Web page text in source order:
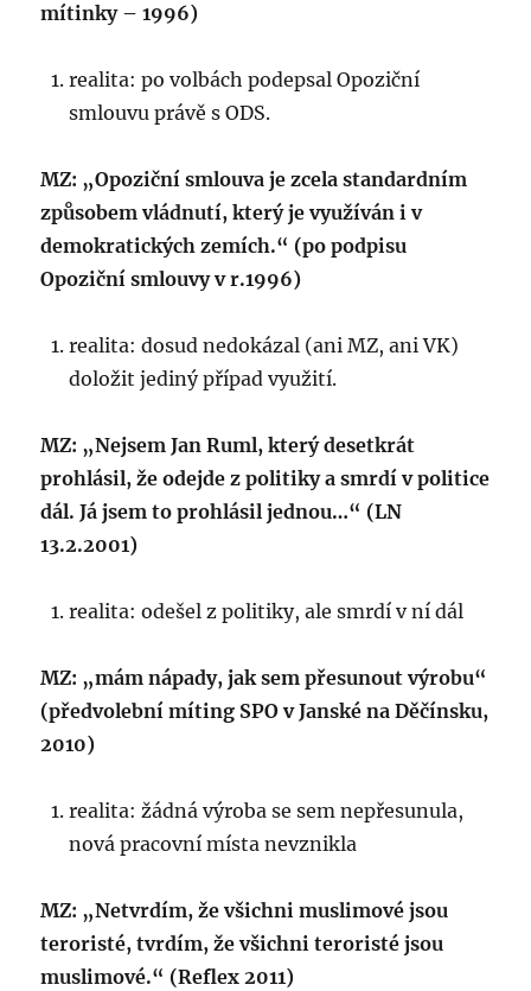
mítinky – 1996)
realita: po volbách podepsal Opoziční
smlouvu právě s ODS.
MZ: „Opoziční smlouva je zcela standardním
způsobem vládnutí, který je využíván i v
demokratických zemích.“ (po podpisu
Opoziční smlouvy v r.1996)
realita: dosud nedokázal (ani MZ, ani VK)
doložit jediný případ využití.
MZ: „Nejsem Jan Ruml, který desetkrát
prohlásil, že odejde z politiky a smrdí v politice
dál. Já jsem to prohlásil jednou…“ (LN
13.2.2001)
realita: odešel z politiky, ale smrdí v ní dál
MZ: „mám nápady, jak sem přesunout výrobu“
(předvolební míting SPO v Janské na Děčínsku,
2010)
realita: žádná výroba se sem nepřesunula,
nová pracovní místa nevznikla
MZ: „Netvrdím, že všichni muslimové jsou
teroristé, tvrdím, že všichni teroristé jsou
muslimové.“ (Reflex 2011)